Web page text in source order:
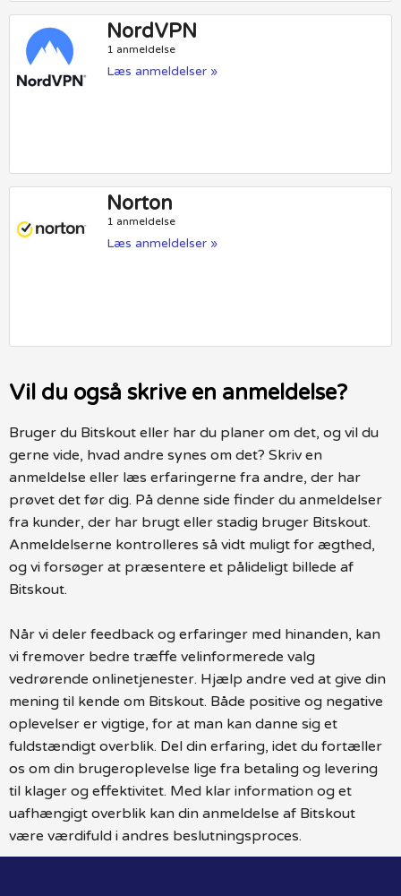
NordVPN
1 anmeldelse
Læs anmeldelser »
Norton
1 anmeldelse
Læs anmeldelser »
Vil du også skrive en anmeldelse?
Bruger du Bitskout eller har du planer om det, og vil du
gerne vide, hvad andre synes om det? Skriv en
anmeldelse eller læs erfaringerne fra andre, der har
prøvet det før dig. På denne side finder du anmeldelser
fra kunder, der har brugt eller stadig bruger Bitskout.
Anmeldelserne kontrolleres så vidt muligt for ægthed,
og vi forsøger at præsentere et pålideligt billede af
Bitskout.
Når vi deler feedback og erfaringer med hinanden, kan
vi fremover bedre træffe velinformerede valg
vedrørende onlinetjenester. Hjælp andre ved at give din
mening til kende om Bitskout. Både positive og negative
oplevelser er vigtige, for at man kan danne sig et
fuldstændigt overblik. Del din erfaring, idet du fortæller
os om din brugeroplevelse lige fra betaling og levering
til klager og effektivitet. Med klar information og et
uafhængigt overblik kan din anmeldelse af Bitskout
være værdifuld i andres beslutningsproces.